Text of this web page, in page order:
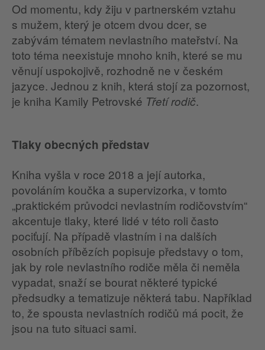
Od momentu, kdy žiju v partnerském vztahu
s mužem, který je otcem dvou dcer, se
zabývám tématem nevlastního mateřství. Na
toto téma neexistuje mnoho knih, které se mu
věnují uspokojivě, rozhodně ne v českém
jazyce. Jednou z knih, která stojí za pozornost,
je kniha Kamily Petrovské Třetí rodič.
Tlaky obecných představ
Kniha vyšla v roce 2018 a její autorka,
povoláním koučka a supervizorka, v tomto
„praktickém průvodci nevlastním rodičovstvím“
akcentuje tlaky, které lidé v této roli často
pociťují. Na případě vlastním i na dalších
osobních příbězích popisuje představy o tom,
jak by role nevlastního rodiče měla či neměla
vypadat, snaží se bourat některé typické
předsudky a tematizuje některá tabu. Například
to, že spousta nevlastních rodičů má pocit, že
jsou na tuto situaci sami.